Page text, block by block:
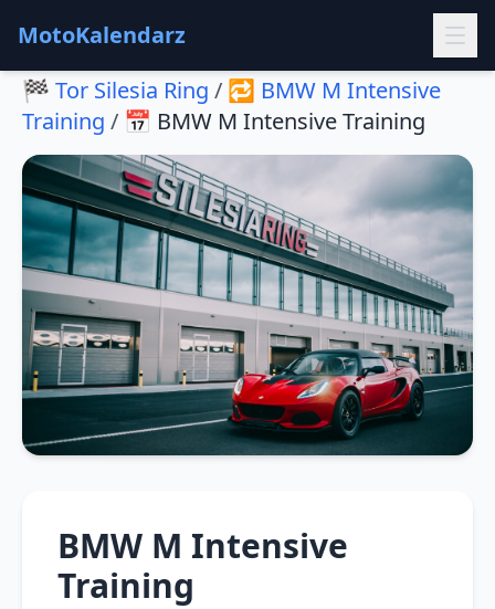
MotoKalendarz
🏁 Tor Silesia Ring / 🔁 BMW M Intensive
Training / 📅 BMW M Intensive Training
BMW M Intensive
Training